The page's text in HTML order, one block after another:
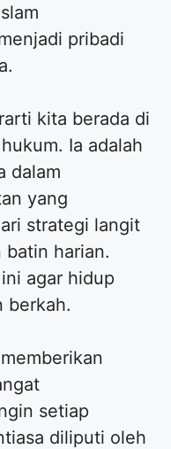
pribadi
kita berada di
Ia adalah
dalam
yang
strategi langit
batin harian.
agar hidup
berkah.
setiap
diliputi oleh